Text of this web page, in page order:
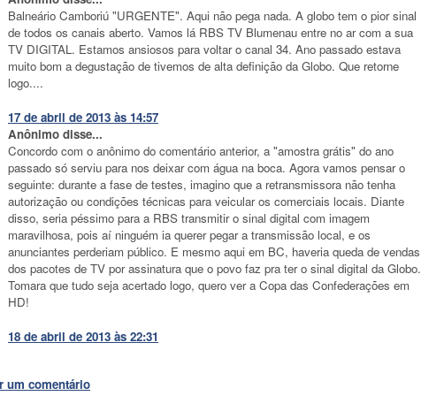
Balneário Camboriú "URGENTE". Aqui não pega nada. A globo tem o pior sinal
de todos os canais aberto. Vamos lá RBS TV Blumenau entre no ar com a sua
TV DIGITAL. Estamos ansiosos para voltar o canal 34. Ano passado estava
muito bom a degustação de tivemos de alta definição da Globo. Que retorne
logo....
17 de abril de 2013 às 14:57
Anônimo disse...
Concordo com o anônimo do comentário anterior, a "amostra grátis" do ano
passado só serviu para nos deixar com água na boca. Agora vamos pensar o
seguinte: durante a fase de testes, imagino que a retransmissora não tenha
autorização ou condições técnicas para veicular os comerciais locais. Diante
disso, seria péssimo para a RBS transmitir o sinal digital com imagem
maravilhosa, pois aí ninguém ia querer pegar a transmissão local, e os
anunciantes perderiam público. E mesmo aqui em BC, haveria queda de vendas
dos pacotes de TV por assinatura que o povo faz pra ter o sinal digital da Globo.
Tomara que tudo seja acertado logo, quero ver a Copa das Confederações em
HD!
18 de abril de 2013 às 22:31
um comentário